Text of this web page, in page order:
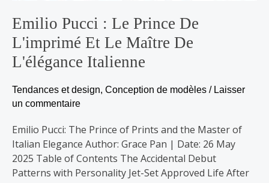
Emilio Pucci : Le Prince De
L'imprimé Et Le Maître De
L'élégance Italienne
Tendances et design, Conception de modèles / Laisser
un commentaire
Emilio Pucci: The Prince of Prints and the Master of
Italian Elegance Author: Grace Pan | Date: 26 May
2025 Table of Contents The Accidental Debut
Patterns with Personality Jet-Set Approved Life After